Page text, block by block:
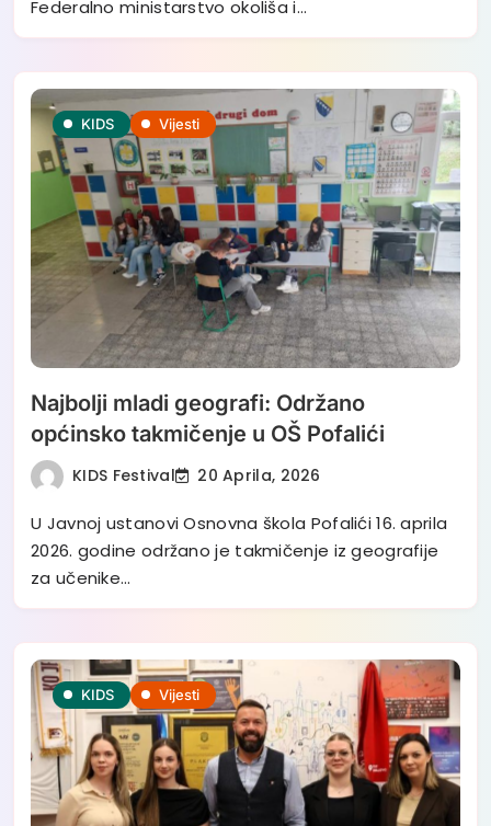
Federalno ministarstvo okoliša i…
KIDS Vijesti
Najbolji mladi geografi: Održano
općinsko takmičenje u OŠ Pofalići
KIDS Festival 20 Aprila, 2026
U Javnoj ustanovi Osnovna škola Pofalići 16. aprila
2026. godine održano je takmičenje iz geografije
za učenike…
KIDS Vijesti